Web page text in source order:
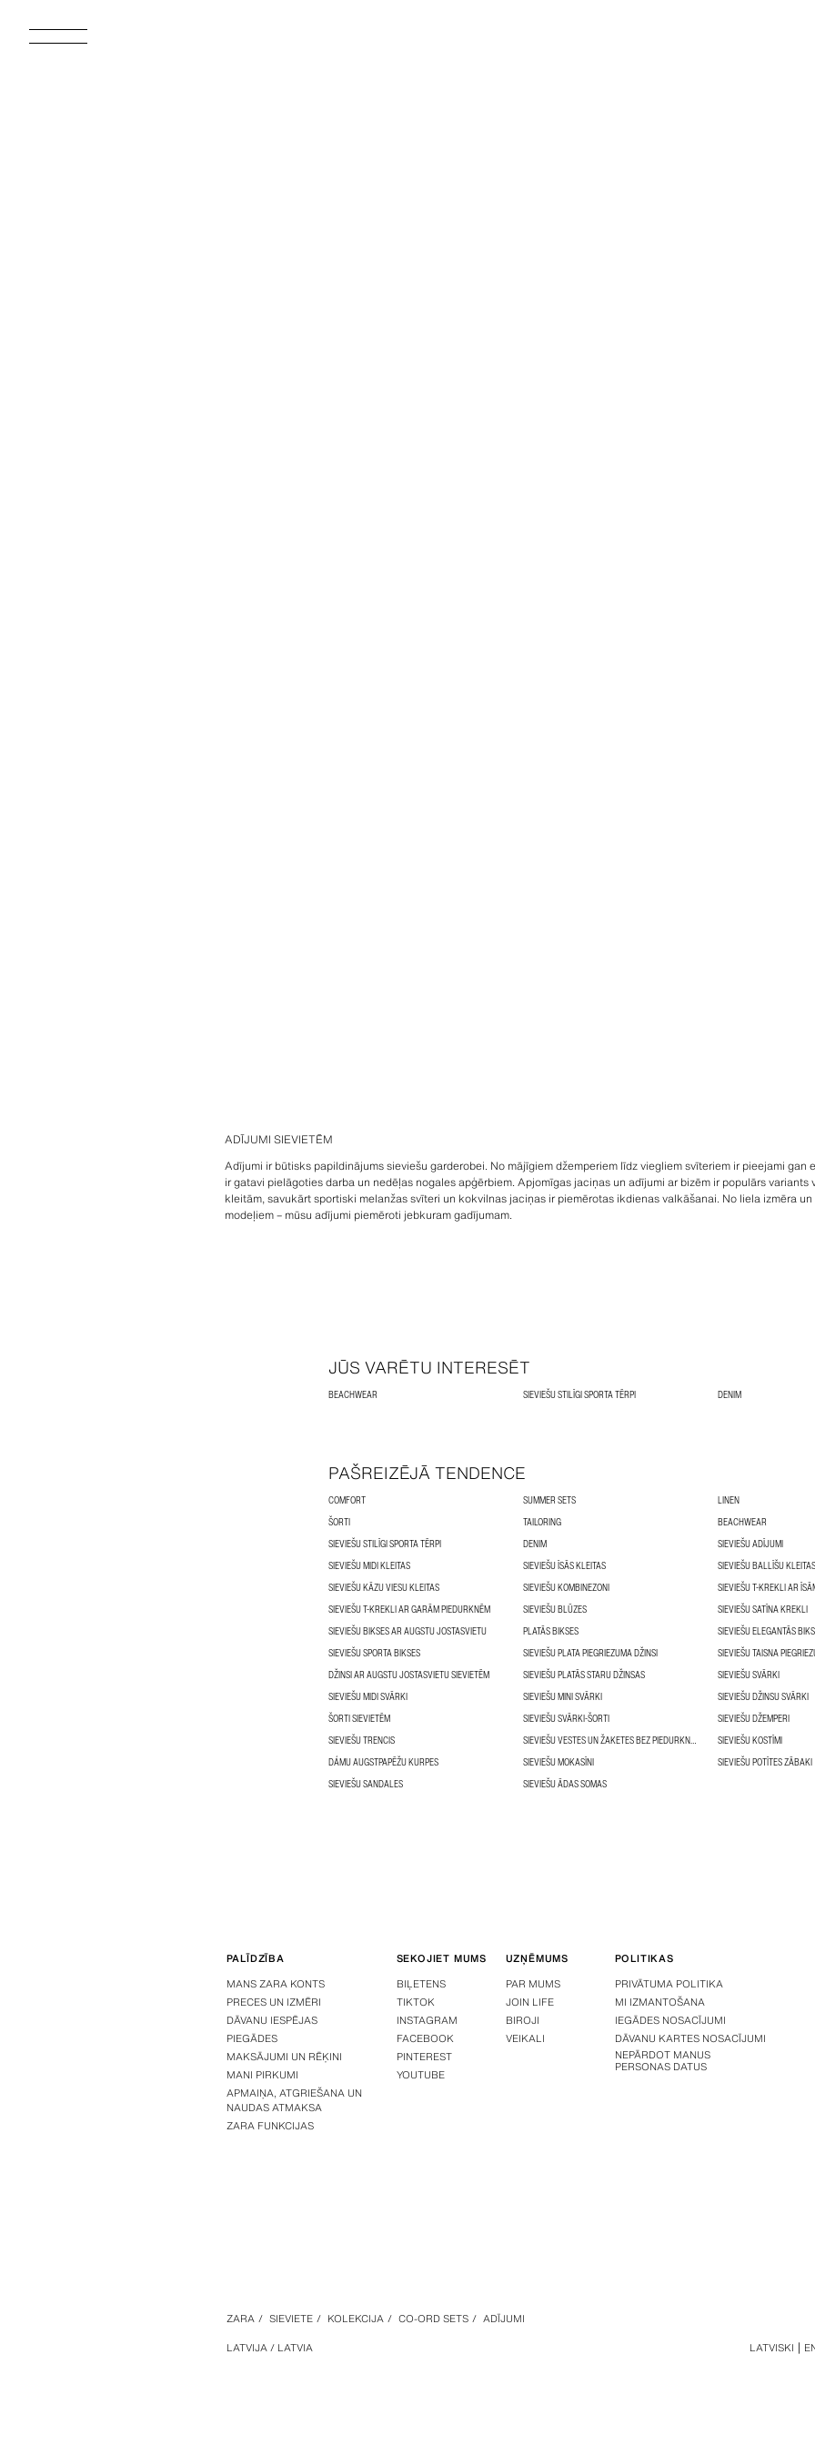
ADĪJUMI SIEVIETĒM
Adījumi ir būtisks papildinājums sieviešu garderobei. No mājīgiem džemperiem līdz viegliem svīteriem ir pieejami
ir gatavi pielāgoties darba un nedēļas nogales apģērbiem. Apjomīgas jaciņas un adījumi ar bizēm ir populārs variants
kleitām, savukārt sportiski melanžas svīteri un kokvilnas jaciņas ir piemērotas ikdienas valkāšanai. No liela izmēra
modeļiem – mūsu adījumi piemēroti jebkuram gadījumam.
JŪS VARĒTU INTERESĒT
BEACHWEAR SIEVIEŠU STILĪGI SPORTA TĒRPI DENIM
PAŠREIZĒJĀ TENDENCE
COMFORT SUMMER SETS
LINEN
ŠORTI
TAILORING
BEACHWEAR
SIEVIEŠU STILĪGI SPORTA TĒRPI
DENIM
SIEVIEŠU ADĪJUMI
SIEVIEŠU MIDI KLEITAS
SIEVIEŠU ĪSĀS KLEITAS
SIEVIEŠU BALLĪŠU KLEITAS
SIEVIEŠU KĀZU VIESU KLEITAS
SIEVIEŠU KOMBINEZONI
SIEVIEŠU T-KREKLI AR
SIEVIEŠU T-KREKLI AR GARĀM PIEDURKNĒM
SIEVIEŠU BLŪZES
SIEVIEŠU SATĪNA KREKLI
SIEVIEŠU BIKSES AR AUGSTU JOSTASVIETU
PLATĀS BIKSES
SIEVIEŠU ELEGANTĀS
SIEVIEŠU SPORTA BIKSES
SIEVIEŠU PLATA PIEGRIEZUMA DŽINSI
SIEVIEŠU TAISNA
DŽINSI AR AUGSTU JOSTASVIETU SIEVIETĒM
SIEVIEŠU PLATĀS STARU DŽINSAS
SIEVIEŠU SVĀRKI
SIEVIEŠU MIDI SVĀRKI
SIEVIEŠU MINI SVĀRKI
SIEVIEŠU DŽINSU SVĀRKI
ŠORTI SIEVIETĒM
SIEVIEŠU SVĀRKI-ŠORTI
SIEVIEŠU DŽEMPERI
SIEVIEŠU TRENCIS
SIEVIEŠU VESTES UN ŽAKETES BEZ PIEDURKNĒM
SIEVIEŠU KOSTĪMI
DÁMU AUGSTPAPĒŽU KURPES
SIEVIEŠU MOKASĪNI
SIEVIEŠU POTĪTES ZĀBAKI
SIEVIEŠU SANDALES
SIEVIEŠU ĀDAS SOMAS
PALĪDZĪBA
MANS ZARA KONTS
PRECES UN IZMĒRI
DĀVANU IESPĒJAS
PIEGĀDES
MAKSĀJUMI UN RĒĶINI
MANI PIRKUMI
APMAIŅA, ATGRIEŠANA UN
NAUDAS ATMAKSA
ZARA FUNKCIJAS
SEKOJIET MUMS
BIĻETENS
TIKTOK
INSTAGRAM
FACEBOOK
PINTEREST
YOUTUBE
UZŅĒMUMS
PAR MUMS
JOIN LIFE
BIROJI
VEIKALI
POLITIKAS
PRIVĀTUMA POLITIKA
MI IZMANTOŠANA
IEGĀDES NOSACĪJUMI
DĀVANU KARTES NOSACĪJUMI
NEPĀRDOT MANUS
PERSONAS DATUS
ZARA / SIEVIETE / KOLEKCIJA / CO-ORD SETS / ADĪJUMI
LATVIJA / LATVIA
LATVISKI